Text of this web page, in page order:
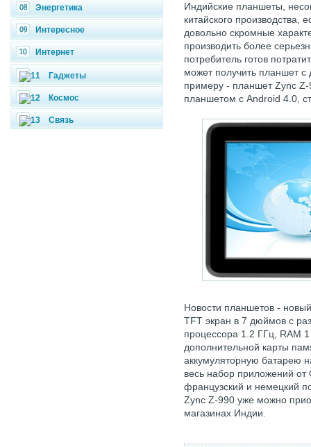
Энергетика
Интересное
Интернет
Гаджеты
Космос
Связь
Индийские планшеты,
китайского
довольно скромные
производить более
потребитель готов
может получить планшет
примеру - планшет Zync
планшетом с Android 4.0,
Новости планшетов -
TFT экран в 7 дюймов с
процессора 1.2 ГГц, RAM
дополнительной карты
аккумуляторную батарею
весь набор приложений от
французский и немецкий
Zync Z-990 уже можно
магазинах Индии.